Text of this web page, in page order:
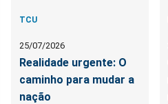
TCU
25/07/2026
Realidade urgente: O
caminho para mudar a
nação